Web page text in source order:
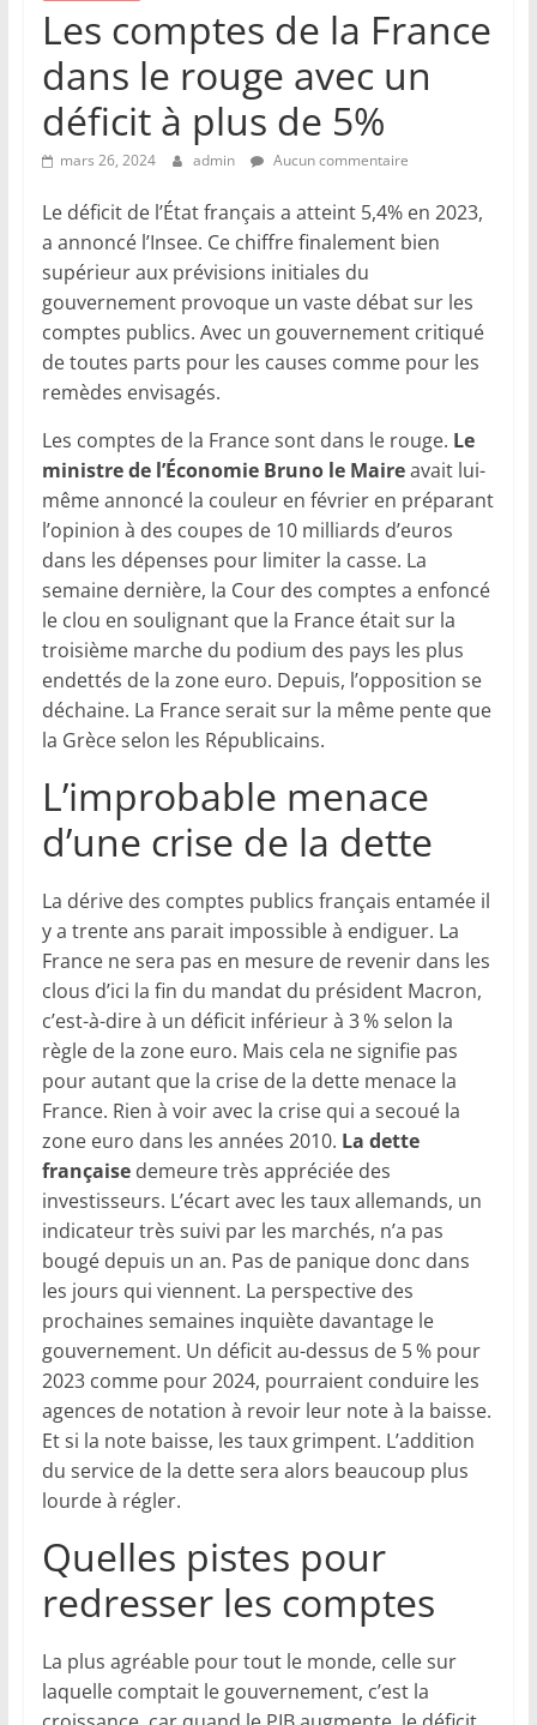
Les comptes de la France
dans le rouge avec un
déficit à plus de 5%
mars 26, 2024 admin Aucun commentaire
Le déficit de l’État français a atteint 5,4% en 2023,
a annoncé l’Insee. Ce chiffre finalement bien
supérieur aux prévisions initiales du
gouvernement provoque un vaste débat sur les
comptes publics. Avec un gouvernement critiqué
de toutes parts pour les causes comme pour les
remèdes envisagés.
Les comptes de la France sont dans le rouge. Le
ministre de l’Économie Bruno le Maireavait lui-
même annoncé la couleur en février en préparant
l’opinion à des coupes de 10 milliards d’euros
dans les dépenses pour limiter la casse. La
semaine dernière, la Cour des comptes a enfoncé
le clou en soulignant que la France était sur la
troisième marche du podium des pays les plus
endettés de la zone euro. Depuis, l’opposition se
déchaine. La France serait sur la même pente que
la Grèce selon les Républicains.
L’improbable menace
d’une crise de la dette
La dérive des comptes publics français entamée il
y a trente ans parait impossible à endiguer. La
France ne sera pas en mesure de revenir dans les
clous d’ici la fin du mandat du président Macron,
c’est-à-dire à un déficit inférieur à 3 % selon la
règle de la zone euro. Mais cela ne signifie pas
pour autant que la crise de la dette menace la
France. Rien à voir avec la crise qui a secoué la
zone euro dans les années 2010. La dette
françaisedemeure très appréciée des
investisseurs. L’écart avec les taux allemands, un
indicateur très suivi par les marchés, n’a pas
bougé depuis un an. Pas de panique donc dans
les jours qui viennent. La perspective des
prochaines semaines inquiète davantage le
gouvernement. Un déficit au-dessus de 5 % pour
2023 comme pour 2024, pourraient conduire les
agences de notation à revoir leur note à la baisse.
Et si la note baisse, les taux grimpent. L’addition
du service de la dette sera alors beaucoup plus
lourde à régler.
Quelles pistes pour
redresser les comptes
La plus agréable pour tout le monde, celle sur
laquelle comptait le gouvernement, c’est la